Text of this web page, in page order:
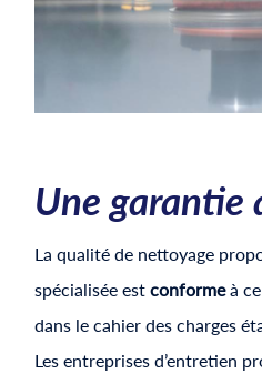
Une
La qualité de nettoyage
spécialisée estconformeà
dans le cahier des charges
Les entreprises d’entretien